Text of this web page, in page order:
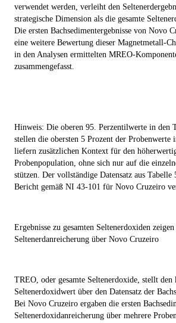
verwendet werden, verleiht den
strategische Dimension als die gesamte
Die ersten Bachsedimentergebnisse von Novo
eine weitere Bewertung dieser Magnetmetall-
in den Analysen ermittelten MREO-
zusammengefasst.
Hinweis: Die oberen 95. Perzentilwerte in den
stellen die obersten 5 Prozent der Probenwerte
liefern zusätzlichen Kontext für den
Probenpopulation, ohne sich nur auf die
stützen. Der vollständige Datensatz aus Tabelle
Bericht gemäß NI 43-101 für Novo Cruzeiro
Ergebnisse zu gesamten Seltenerdoxiden
Seltenerdanreicherung über Novo Cruzeiro
TREO, oder gesamte Seltenerdoxide, stellt den
Seltenerdoxidwert über den Datensatz der
Bei Novo Cruzeiro ergaben die ersten
Seltenerdoxidanreicherung über mehrere